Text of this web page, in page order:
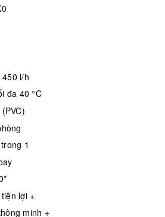
l/h
đa 40 °C
1
lợi +
minh +